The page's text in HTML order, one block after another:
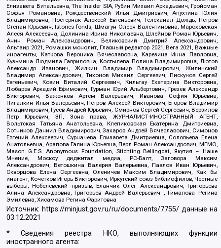
Елизавета Витальевна, The Insider SIA, Рубин Михаил Аркадьевич, Гройсман
Софья Романовна, Рождественский Илья Дмитриевич, Апухтина Юлия
Владимировна, Постернак Алексей Евгеньевич, Телеканал Дождь, Петров
Степан Юрьевич, Istories fonds, Шмагун Олеся Валентиновна, Мароховская
Алеся Алексеевна, Долинина Ирина Николаевна, Шлейнов Роман Юрьевич,
Анин Роман Александрович, Великовский Дмитрий Александрович,
Альтаир 2021, Ромашки монолит, Главный редактор 2021, Вега 2021, Важные
иноагенты, Каткова Вероника Вячеславовна, Карезина Инна Павловна,
Кузьмина Людмила Гавриловна, Костылева Полина Владимировна, Лютов
Александр Иванович, Жилкин Владимир Владимирович, Жилинский
Владимир Александрович, Тихонов Михаил Сергеевич, Пискунов Сергей
Евгеньевич, Ковин Виталий Сергеевич, Кильтау Екатерина Викторовна,
Любарев Аркадий Ефимович, Гурман Юрий Альбертович, Грезев Александр
Викторович, Важенков Артем Валерьевич, Иванова София Юрьевна,
Пигалкин Илья Валерьевич, Петров Алексей Викторович, Егоров Владимир
Владимирович, Гусев Андрей Юрьевич, Смирнов Сергей Сергеевич, Верзилов
Петр Юрьевич, ЗП, Зона права, ЖУРНАЛИСТ-ИНОСТРАННЫЙ АГЕНТ,
Вольтская Татьяна Анатольевна, Клепиковская Екатерина Дмитриевна,
Сотников Даниил Владимирович, Захаров Андрей Вячеславович, Симонов
Евгений Алексеевич, Сурначева Елизавета Дмитриевна, Соловьева Елена
Анатольевна, Арапова Галина Юрьевна, Перл Роман Александрович, МЕМО,
Mason G.E.S. Anonymous Foundation, Stichting Bellingcat, Якутия – Наше
Мнение, Москоу диджитал медиа, РС-Балт, Заговора Максим
Александрович, Ветошкина Валерия Валерьевна, Павлов Иван Юрьевич,
Скворцова Елена Сергеевна, Оленичев Максим Владимирович, Как бы
инагент, Кочетков Игорь Викторович, Иркутский союз библиофилов, Честные
выборы, Нобелевский призыв, Еланчик Олег Александрович, Григорьева
Алина Александровна, Григорьев Андрей Валерьевич , Гималова Регина
Эмилевна, Хисамова Регина Фаритовна
Источник: https://minjust.gov.ru/ru/documents/7755/ данные на
03.12.2021
* Сведения реестра НКО, выполняющих функции
иностранного агента: